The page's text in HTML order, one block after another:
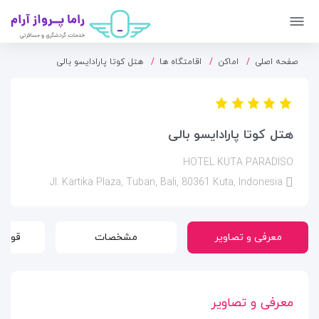
صفحه اصلی اماکن اقامتگاه ها هتل کوتا پارادایسو بالی
هتل کوتا پارادایسو بالی
HOTEL KUTA PARADISO
معرفی و تصاویر مشخصات
معرفی و تصاویر